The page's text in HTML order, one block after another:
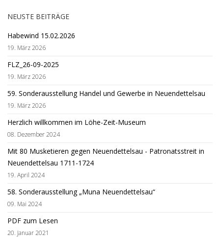
NEUSTE BEITRÄGE
Habewind 15.02.2026
19. März 2026
FLZ_26-09-2025
19. März 2026
59. Sonderausstellung Handel und Gewerbe in Neuendettelsau
19. März 2026
Herzlich willkommen im Löhe-Zeit-Museum
08. Dezember 2024
Mit 80 Musketieren gegen Neuendettelsau - Patronatsstreit in
Neuendettelsau 1711-1724
19. April 2024
58. Sonderausstellung „Muna Neuendettelsau“
09. Mai 2024
PDF zum Lesen
20. Januar 2021